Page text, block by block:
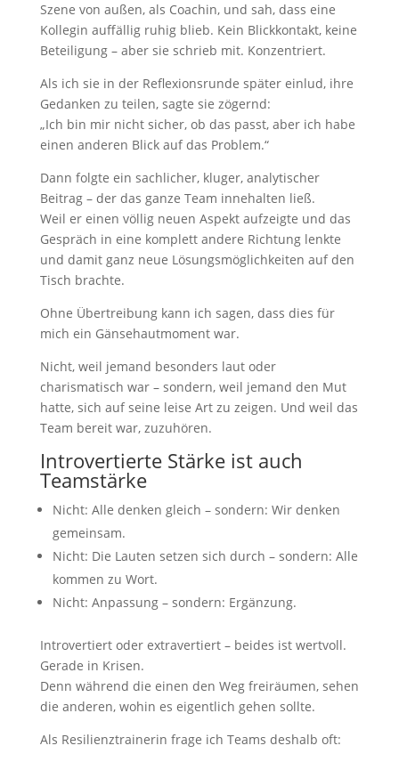
Szene von außen, als Coachin, und sah, dass eine
Kollegin auffällig ruhig blieb. Kein Blickkontakt, keine
Beteiligung – aber sie schrieb mit. Konzentriert.
Als ich sie in der Reflexionsrunde später einlud, ihre
Gedanken zu teilen, sagte sie zögernd:
„Ich bin mir nicht sicher, ob das passt, aber ich habe
einen anderen Blick auf das Problem.“
Dann folgte ein sachlicher, kluger, analytischer
Beitrag – der das ganze Team innehalten ließ.
Weil er einen völlig neuen Aspekt aufzeigte und das
Gespräch in eine komplett andere Richtung lenkte
und damit ganz neue Lösungsmöglichkeiten auf den
Tisch brachte.
Ohne Übertreibung kann ich sagen, dass dies für
mich ein Gänsehautmoment war.
Nicht, weil jemand besonders laut oder
charismatisch war – sondern, weil jemand den Mut
hatte, sich auf seine leise Art zu zeigen. Und weil das
Team bereit war, zuzuhören.
Introvertierte Stärke ist auch
Teamstärke
Nicht: Alle denken gleich – sondern: Wir denken
gemeinsam.
Nicht: Die Lauten setzen sich durch – sondern: Alle
kommen zu Wort.
Nicht: Anpassung – sondern: Ergänzung.
Introvertiert oder extravertiert – beides ist wertvoll.
Gerade in Krisen.
Denn während die einen den Weg freiräumen, sehen
die anderen, wohin es eigentlich gehen sollte.
Als Resilienztrainerin frage ich Teams deshalb oft: